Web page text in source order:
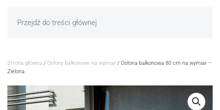
Przejdź do treści głównej
Strona główna / Osłony balkonowe na wymiar / Osłona balkonowa 80 cm na wymiar –
Zielona